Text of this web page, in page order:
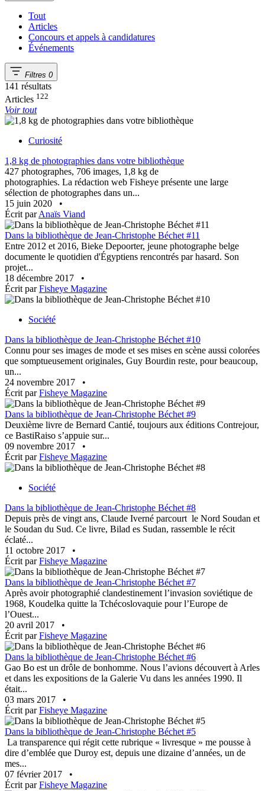
Tout
Articles
Concours et appels à candidatures
Événements
Filtres 0
141 résultats
Articles 122
Voir tout
Curiosité
1,8 kg de photographies dans votre bibliothèque
427 photographes, 706 images, 1,8 kg de
photographies. La rédaction web Fisheye présente une large
sélection de photographes dans un...
15 juin 2020
•
Écrit parAnaïs Viand
Dans la bibliothèque de Jean-Christophe Béchet #11
Entre 2012 et 2016, Bieke Depoorter, jeune photographe belge
documente le quotidien d'Égyptiens rencontrés par hasard. Son
projet...
18 décembre 2017
•
Écrit parFisheye Magazine
Société
Dans la bibliothèque de Jean-Christophe Béchet #10
Connu pour ses images de mode et ses mises en scène aussi colorées
que somptueusement originales, Guy Bourdin reste, pour beaucoup,
un...
24 novembre 2017
•
Écrit parFisheye Magazine
Dans la bibliothèque de Jean-Christophe Béchet #9
Deuxième livre de Bernard Cantié, toujours aux éditions Contrejour,
ce BastiRaiso s’appuie sur...
09 novembre 2017
•
Écrit parFisheye Magazine
Société
Dans la bibliothèque de Jean-Christophe Béchet #8
Depuis près de vingt ans, Claude Iverné parcourt le Nord Soudan et
le Soudan du Sud. Ce livre, Bilad es Sudan, rassemble le récit
éclaté...
11 octobre 2017
•
Écrit parFisheye Magazine
Dans la bibliothèque de Jean-Christophe Béchet #7
Après avoir photographié clandestinement l’invasion soviétique de
1968, Koudelka quitte la Tchécoslovaquie pour l’Europe de
l’Ouest...
20 avril 2017
•
Écrit parFisheye Magazine
Dans la bibliothèque de Jean-Christophe Béchet #6
Gao Bo est un drôle de bonhomme. Nous l’avions découvert à Arles
et dans les expositions de la Galerie Vu dans les années 1990. Il
était...
03 mars 2017
•
Écrit parFisheye Magazine
Dans la bibliothèque de Jean-Christophe Béchet #5
La transparence qui régit cette rubrique « livresque » me pousse à
dire d’emblée que Duroy est, depuis une dizaine d’années, un de
mes...
07 février 2017
•
Écrit parFisheye Magazine